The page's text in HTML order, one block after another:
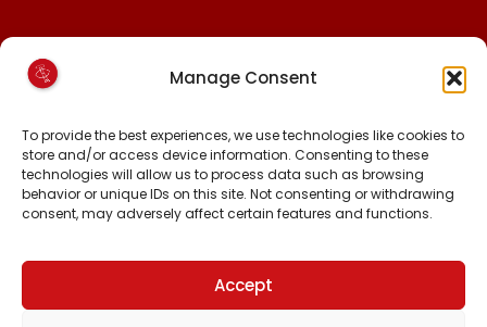
Manage Consent
To provide the best experiences, we use technologies like cookies to
store and/or access device information. Consenting to these
technologies will allow us to process data such as browsing
behavior or unique IDs on this site. Not consenting or withdrawing
consent, may adversely affect certain features and functions.
Accept
25027388
KONTO NR:
6471-1511626
MALINNAAVIGISIGUT
TIKTOK